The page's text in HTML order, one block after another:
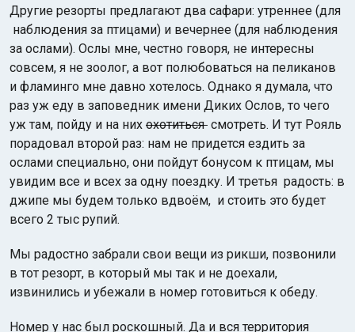
Другие резорты предлагают два сафари: утреннее (для
наблюдения за птицами) и вечернее (для наблюдения
за ослами). Ослы мне, честно говоря, не интересны
совсем, я не зоолог, а вот полюбоваться на пеликанов
и фламинго мне давно хотелось. Однако я думала, что
раз уж еду в заповедник имени Диких Ослов, то чего
уж там, пойду и на них охотиться смотреть. И тут Рояль
порадовал второй раз: нам не придется ездить за
ослами специально, они пойдут бонусом к птицам, мы
увидим все и всех за одну поездку. И третья радость: в
джипе мы будем только вдвоём, и стоить это будет
всего 2 тыс рупий.
Мы радостно забрали свои вещи из рикши, позвонили
в тот резорт, в который мы так и не доехали,
извинились и убежали в номер готовиться к обеду.
Номер у нас был роскошный. Да и вся территория